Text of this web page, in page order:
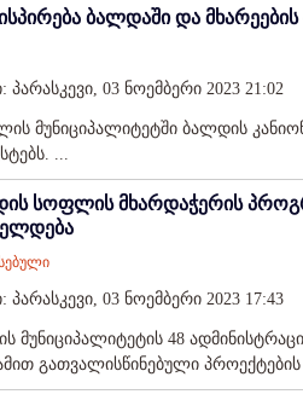
ბალდაში და
03 ნოემბერი 2023 21:02
მუნიციპალიტეტში ბალდის
...
სოფლის მხარდაჭერის
03 ნოემბერი 2023 17:43
მუნიციპალიტეტის 48
გათვალისწინებული